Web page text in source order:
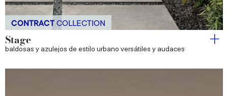
CONTRACT COLLECTION
Stage
baldosas y azulejos de estilo urbano versátiles y audaces